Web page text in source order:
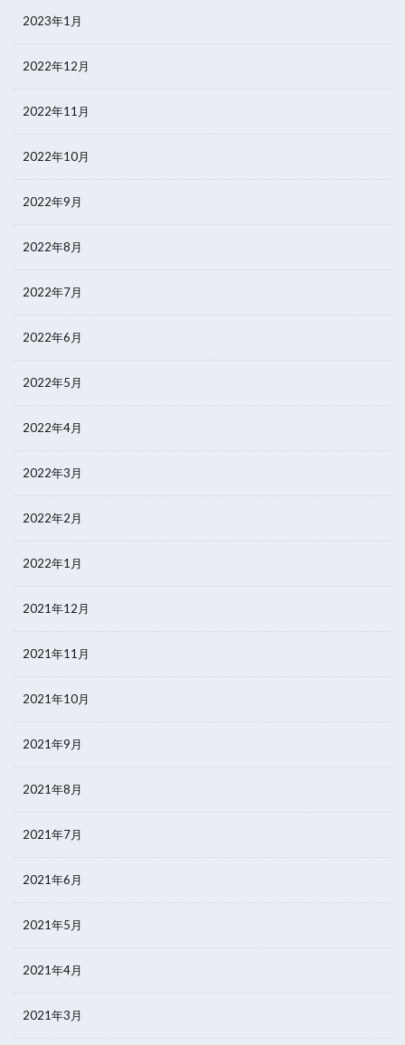
2023年1月
2022年12月
2022年11月
2022年10月
2022年9月
2022年8月
2022年7月
2022年6月
2022年5月
2022年4月
2022年3月
2022年2月
2022年1月
2021年12月
2021年11月
2021年10月
2021年9月
2021年8月
2021年7月
2021年6月
2021年5月
2021年4月
2021年3月